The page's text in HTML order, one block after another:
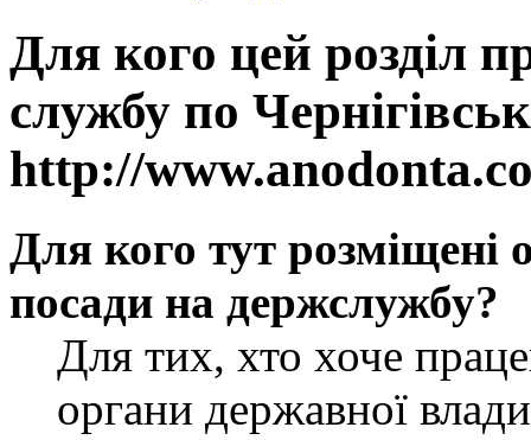
Для кого цей розділ
службу по
http://
Для кого тут розміщені
посади на держслужбу?
Для тих, хто хоче
органи державної